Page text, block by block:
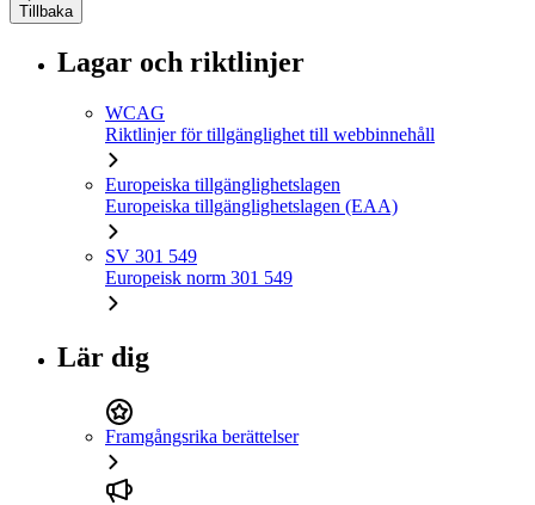
Tillbaka
Lagar och riktlinjer
WCAG
Riktlinjer för tillgänglighet till webbinnehåll
Europeiska tillgänglighetslagen
Europeiska tillgänglighetslagen (EAA)
SV 301 549
Europeisk norm 301 549
Lär dig
Framgångsrika berättelser